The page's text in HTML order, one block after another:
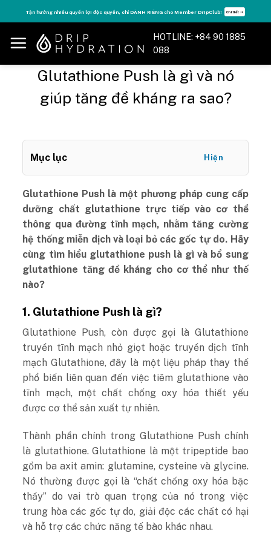
to
content
Tăng năng lượng - sống đỉnh cao với thẻ Vitamin Drip Membership. Xem ngay ➝
HOTLINE: +84 90 1885
088
Glutathione Push là gì và nó
giúp tăng đề kháng ra sao?
Mục lục Hiện
Glutathione Push là một phương pháp cung cấp
dưỡng chất glutathione trực tiếp vào cơ thể
thông qua đường tĩnh mạch, nhằm tăng cường
hệ thống miễn dịch và loại bỏ các gốc tự do. Hãy
cùng tìm hiểu glutathione push là gì và bổ sung
glutathione tăng đề kháng cho cơ thể như thế
nào?
1. Glutathione Push là gì?
Glutathione Push, còn được gọi là Glutathione
truyền tĩnh mạch nhỏ giọt hoặc truyền dịch tĩnh
mạch Glutathione, đây là một liệu pháp thay thế
phổ biến liên quan đến việc tiêm glutathione vào
tĩnh mạch, một chất chống oxy hóa thiết yếu
được cơ thể sản xuất tự nhiên.
Thành phần chính trong Glutathione Push chính
là glutathione. Glutathione là một tripeptide bao
gồm ba axit amin: glutamine, cysteine ​​và glycine.
Nó thường được gọi là “chất chống oxy hóa bậc
thầy” do vai trò quan trọng của nó trong việc
trung hòa các gốc tự do, giải độc các chất có hại
và hỗ trợ các chức năng tế bào khác nhau.